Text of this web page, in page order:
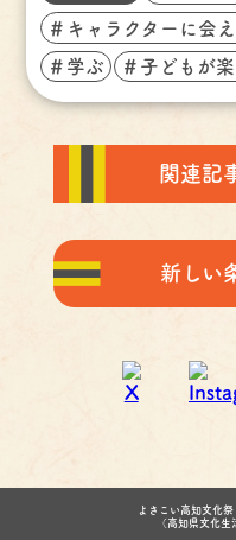
＃キャラクターに会え
＃学ぶ ＃子どもが
関連記
新しい
よさこい高知文化
（高知県文化